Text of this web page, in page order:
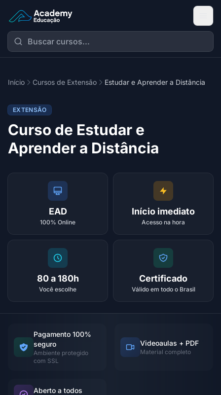
Academy Extensão
Início Cursos de Extensão Estudar e Aprender a Distância
EXTENSÃO
Curso de Estudar e
Aprender a Distância
EAD
100% Online
Início imediato
Acesso na hora
80 a 180h
Você escolhe
Certificado
Válido em todo o Brasil
Pagamento 100%
seguro
Ambiente protegido
com SSL
Videoaulas + PDF
Material completo
Aberto a todos